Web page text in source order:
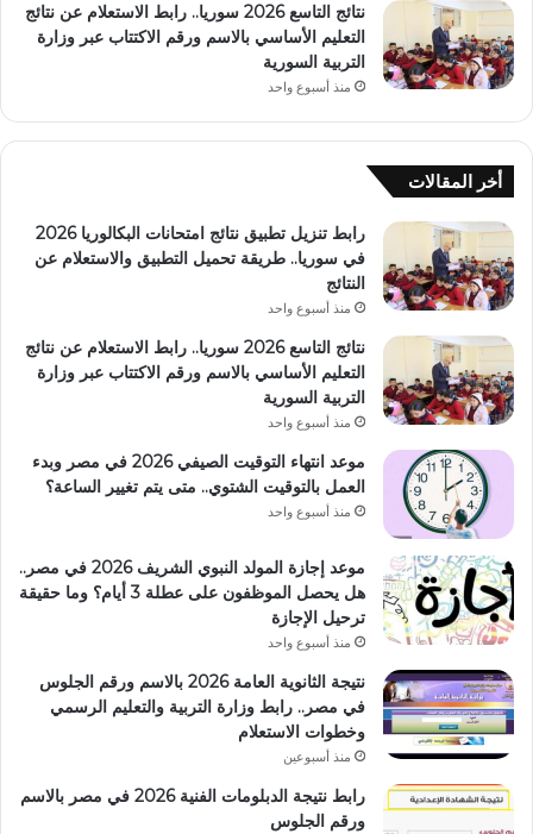
نتائج التاسع 2026 سوريا.. رابط الاستعلام عن نتائج
التعليم الأساسي بالاسم ورقم الاكتتاب عبر وزارة
التربية السورية
منذ أسبوع واحد
أخر المقالات
رابط تنزيل تطبيق نتائج امتحانات البكالوريا 2026
في سوريا.. طريقة تحميل التطبيق والاستعلام عن
النتائج
منذ أسبوع واحد
نتائج التاسع 2026 سوريا.. رابط الاستعلام عن نتائج
التعليم الأساسي بالاسم ورقم الاكتتاب عبر وزارة
التربية السورية
منذ أسبوع واحد
موعد انتهاء التوقيت الصيفي 2026 في مصر وبدء
العمل بالتوقيت الشتوي.. متى يتم تغيير الساعة؟
منذ أسبوع واحد
موعد إجازة المولد النبوي الشريف 2026 في مصر..
هل يحصل الموظفون على عطلة 3 أيام؟ وما حقيقة
ترحيل الإجازة
منذ أسبوع واحد
نتيجة الثانوية العامة 2026 بالاسم ورقم الجلوس
في مصر.. رابط وزارة التربية والتعليم الرسمي
وخطوات الاستعلام
منذ أسبوعين
رابط نتيجة الدبلومات الفنية 2026 في مصر بالاسم
ورقم الجلوس